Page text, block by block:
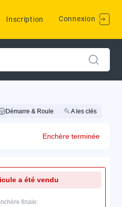
Inscription Connexion
Démarre & Roule A les clés
Enchère terminée
a été vendu
finale: